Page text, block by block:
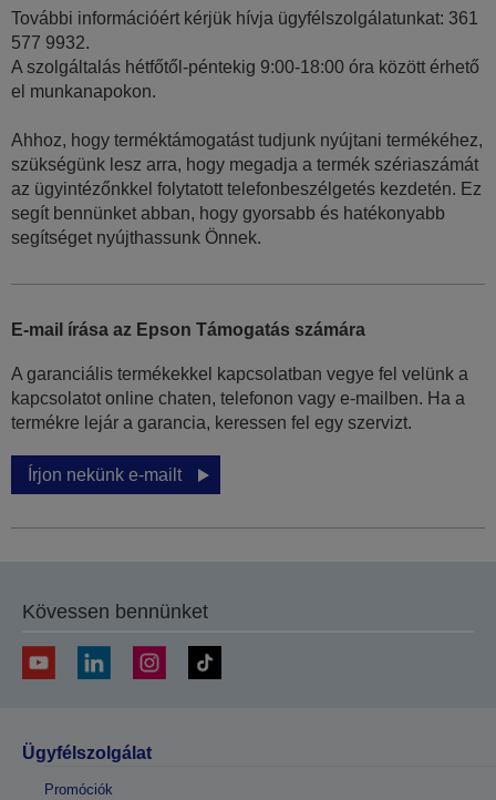
További információért kérjük hívja ügyfélszolgálatunkat: 361
577 9932.
A szolgáltalás hétfőtől-péntekig 9:00-18:00 óra között érhető
el munkanapokon.
Ahhoz, hogy terméktámogatást tudjunk nyújtani termékéhez,
szükségünk lesz arra, hogy megadja a termék szériaszámát
az ügyintézőnkkel folytatott telefonbeszélgetés kezdetén. Ez
segít bennünket abban, hogy gyorsabb és hatékonyabb
segítséget nyújthassunk Önnek.
E-mail írása az Epson Támogatás számára
A garanciális termékekkel kapcsolatban vegye fel velünk a
kapcsolatot online chaten, telefonon vagy e-mailben. Ha a
termékre lejár a garancia, keressen fel egy szervizt.
Írjon nekünk e-mailt
Kövessen bennünket
Ügyfélszolgálat
Promóciók